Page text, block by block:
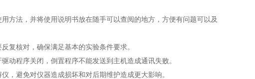
方法，并将使用说明书放在随手可以查阅的地方，方便有问题可以及
复核对，确保满足基本的实验条件要求。
动程序关闭，倒置程序不能发送到主机造成通讯失败。
，避免对仪器造成损坏和对后期维护造成更大影响。